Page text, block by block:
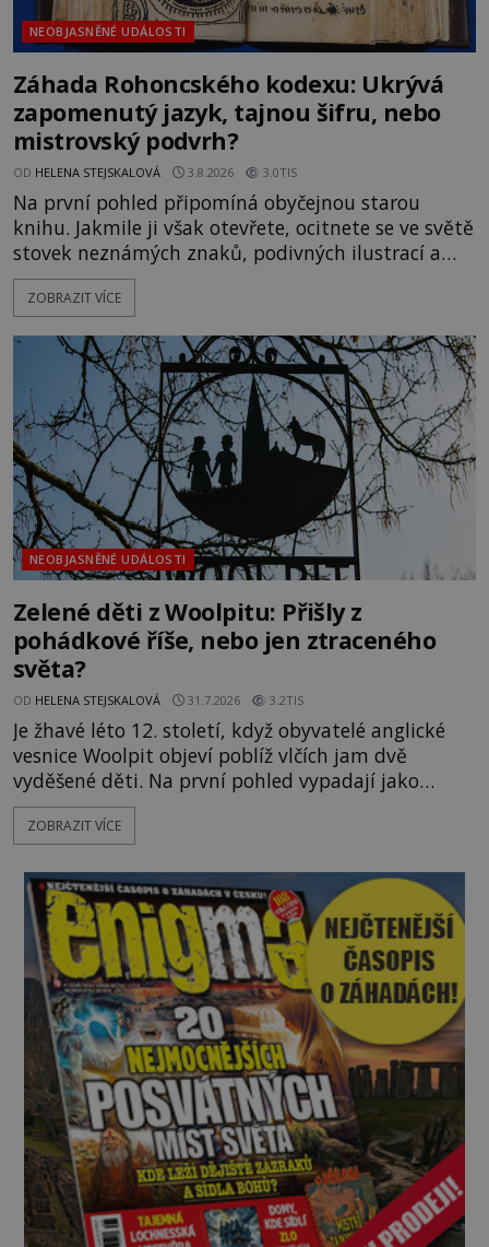
NEOBJASNĚNÉ UDÁLOSTI
Záhada Rohoncského kodexu: Ukrývá
zapomenutý jazyk, tajnou šifru, nebo
mistrovský podvrh?
OD HELENA STEJSKALOVÁ 3.8.2026 3.0TIS
Na první pohled připomíná obyčejnou starou
knihu. Jakmile ji však otevřete, ocitnete se ve světě
stovek neznámých znaků, podivných ilustrací a
textu, který už téměř dvě století vzdoruje všem
pokusům o rozluštění. Rohoncský kodex patří mezi
jistotou neví, kdo jej napsal, kdy vznikl ani co
vlastně vypráví. Rohoncský kodex se poprvé
objevuje v roce
ZOBRAZIT VÍCE
NEOBJASNĚNÉ UDÁLOSTI
Zelené děti z Woolpitu: Přišly z
pohádkové říše, nebo jen ztraceného
světa?
OD HELENA STEJSKALOVÁ 31.7.2026 3.2TIS
Je žhavé léto 12. století, když obyvatelé anglické
vesnice Woolpit objeví poblíž vlčích jam dvě
vyděšené děti. Na první pohled vypadají jako
každé jiné, až na jednu děsivou výjimku. Jejich
kůže má nazelenalý odstín, mluví
kromě syrových bobů. Příběh se rychle stává
jednou z největších záhad středověké Anglie a ani
po téměř devíti stech letech není
ZOBRAZIT VÍCE